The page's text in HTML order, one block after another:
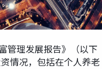
管理发展报告》（以下
情况，包括在个人养老